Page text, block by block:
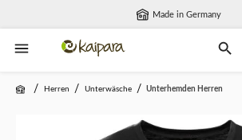
Made in Germany
/ Herren / Unterwäsche / Unterhemden Herren
Bildergalerie überspringen